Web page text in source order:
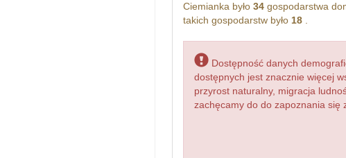
Ciemianka było 34gospodarstwa
takich gospodarstw było 18.
Dostępność danych
dostępnych jest znacznie więcej
przyrost naturalny, migracja
zachęcamy do do zapoznania się